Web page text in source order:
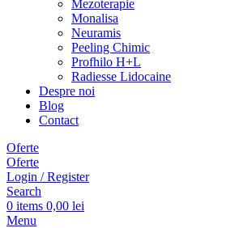
Mezoterapie
Monalisa
Neuramis
Peeling Chimic
Profhilo H+L
Radiesse Lidocaine
Despre noi
Blog
Contact
Oferte
Oferte
Login / Register
Search
0 items 0,00 lei
Menu